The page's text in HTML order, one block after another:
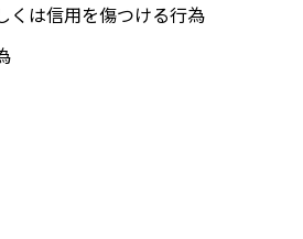
くは信用を傷つける行為